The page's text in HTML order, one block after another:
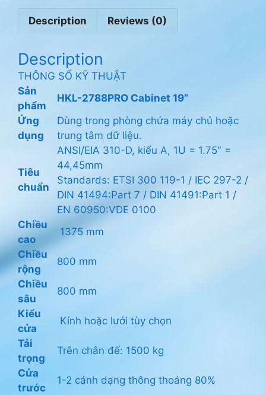
Description Reviews (0)
Description
THÔNG SỐ KỸ THUẬT
Sản
phẩm
HKL-2788PRO Cabinet 19”
Ứng
dụng
Dùng trong phòng chứa máy chủ hoặc
trung tâm dữ liệu.
Tiêu
chuẩn
ANSI/EIA 310-D, kiểu A, 1U = 1.75″ =
44,45mm
Standards: ETSI 300 119-1 / IEC 297-2 /
DIN 41494:Part 7 / DIN 41491:Part 1 /
EN 60950:VDE 0100
Chiều
cao
1375 mm
Chiều
rộng
800 mm
Chiều
sâu
800 mm
Kiểu
cửa
Kính hoặc lưới tùy chọn
Tải
trọng
Trên chân đế: 1500 kg
Cửa
trước
1-2 cánh dạng thông thoáng 80%